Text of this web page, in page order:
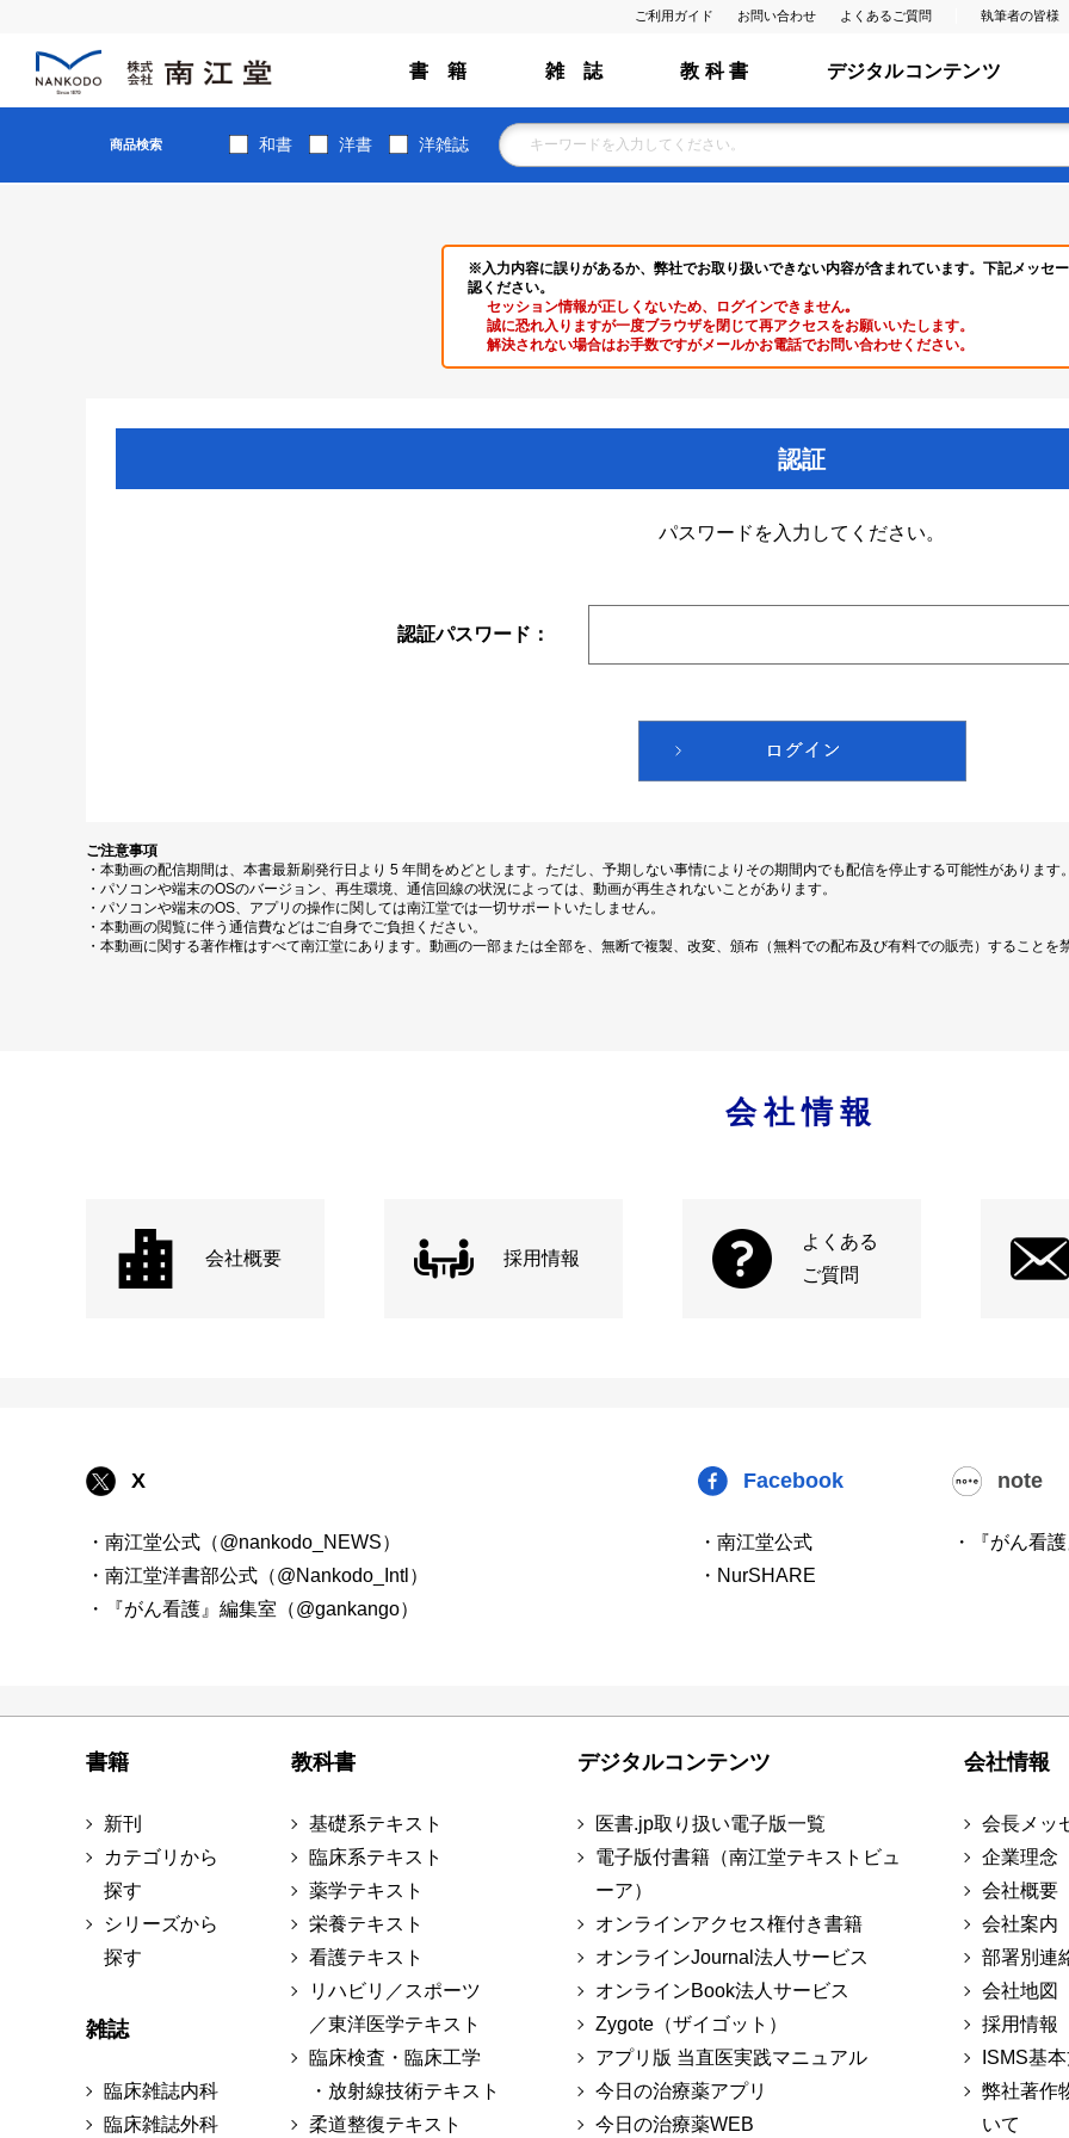
ご利用ガイド お問い合わせ よくあるご質問 執筆者の皆様
書 籍 雑 誌 教 科 書 デジタルコンテンツ
商品検索 和書 洋書 洋雑誌
※入力内容に誤りがあるか、弊社でお取り扱いできない内容が含まれています。下記メッセ
認ください。
セッション情報が正しくないため、ログインできません｡
誠に恐れ入りますが一度ブラウザを閉じて再アクセスをお願いいたします。
解決されない場合はお手数ですがメールかお電話でお問い合わせください。
認証
パスワードを入力してください。
認証パスワード：
ご注意事項
・本動画の配信期間は、本書最新刷発行日より 5 年間をめどとします。ただし、予期しない事情によりその期間内でも配信を停止する可能性があります。
・パソコンや端末のOSのバージョン、再生環境、通信回線の状況によっては、動画が再生されないことがあります。
・パソコンや端末のOS、アプリの操作に関しては南江堂では一切サポートいたしません。
・本動画の閲覧に伴う通信費などはご自身でご負担ください。
・本動画に関する著作権はすべて南江堂にあります。動画の一部または全部を、無断で複製、改変、頒布（無料での配布及び有料での販売）することを
会社情報
会社概要 採用情報
よくある
ご質問
X
・南江堂公式（@nankodo_NEWS）
・南江堂洋書部公式（@Nankodo_Intl）
・『がん看護』編集室（@gankango）
Facebook
・南江堂公式
・NurSHARE
note
・『がん看
書籍
新刊
カテゴリから
探す
シリーズから
探す
雑誌
臨床雑誌内科
臨床雑誌外科
教科書
基礎系テキスト
臨床系テキスト
薬学テキスト
栄養テキスト
看護テキスト
リハビリ／スポーツ
／東洋医学テキスト
臨床検査・臨床工学
・放射線技術テキスト
柔道整復テキスト
デジタルコンテンツ
医書.jp取り扱い電子版一覧
電子版付書籍（南江堂テキストビュ
ーア）
オンラインアクセス権付き書籍
オンラインJournal法人サービス
オンラインBook法人サービス
Zygote（ザイゴット）
アプリ版 当直医実践マニュアル
今日の治療薬アプリ
今日の治療薬WEB
会社情報
会長メッ
企業理念
会社概要
会社案内
部署別連
会社地図
採用情報
ISMS基
弊社著作
いて